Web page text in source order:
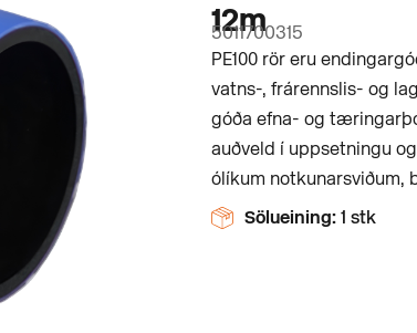
12m
5011700315
PE100 rör eru
vatns-, frárennslis- og
góða efna- og
auðveld í uppsetningu
ólíkum notkunarsviðum,
Sölueining: 1 stk